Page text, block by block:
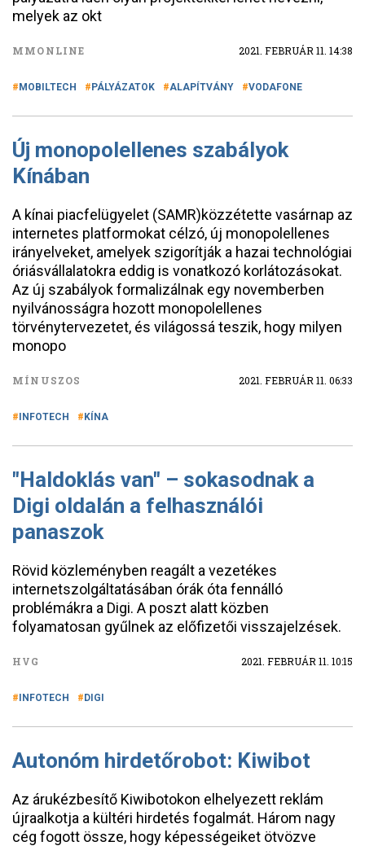
melyek az okt
MMONLINE 2021. FEBRUÁR 11. 14:38
MOBILTECH PÁLYÁZATOK ALAPÍTVÁNY VODAFONE
Új monopolellenes szabályok
Kínában
A kínai piacfelügyelet (SAMR)közzétette vasárnap az
internetes platformokat célzó, új monopolellenes
irányelveket, amelyek szigorítják a hazai technológiai
óriásvállalatokra eddig is vonatkozó korlátozásokat.
Az új szabályok formalizálnak egy novemberben
nyilvánosságra hozott monopolellenes
törvénytervezetet, és világossá teszik, hogy milyen
monopo
MÍNUSZOS 2021. FEBRUÁR 11. 06:33
INFOTECH KÍNA
"Haldoklás van" – sokasodnak a
Digi oldalán a felhasználói
panaszok
Rövid közleményben reagált a vezetékes
internetszolgáltatásában órák óta fennálló
problémákra a Digi. A poszt alatt közben
folyamatosan gyűlnek az előfizetői visszajelzések.
HVG 2021. FEBRUÁR 11. 10:15
INFOTECH DIGI
Autonóm hirdetőrobot: Kiwibot
Az árukézbesítő Kiwibotokon elhelyezett reklám
újraalkotja a kültéri hirdetés fogalmát. Három nagy
cég fogott össze, hogy képességeiket ötvözve